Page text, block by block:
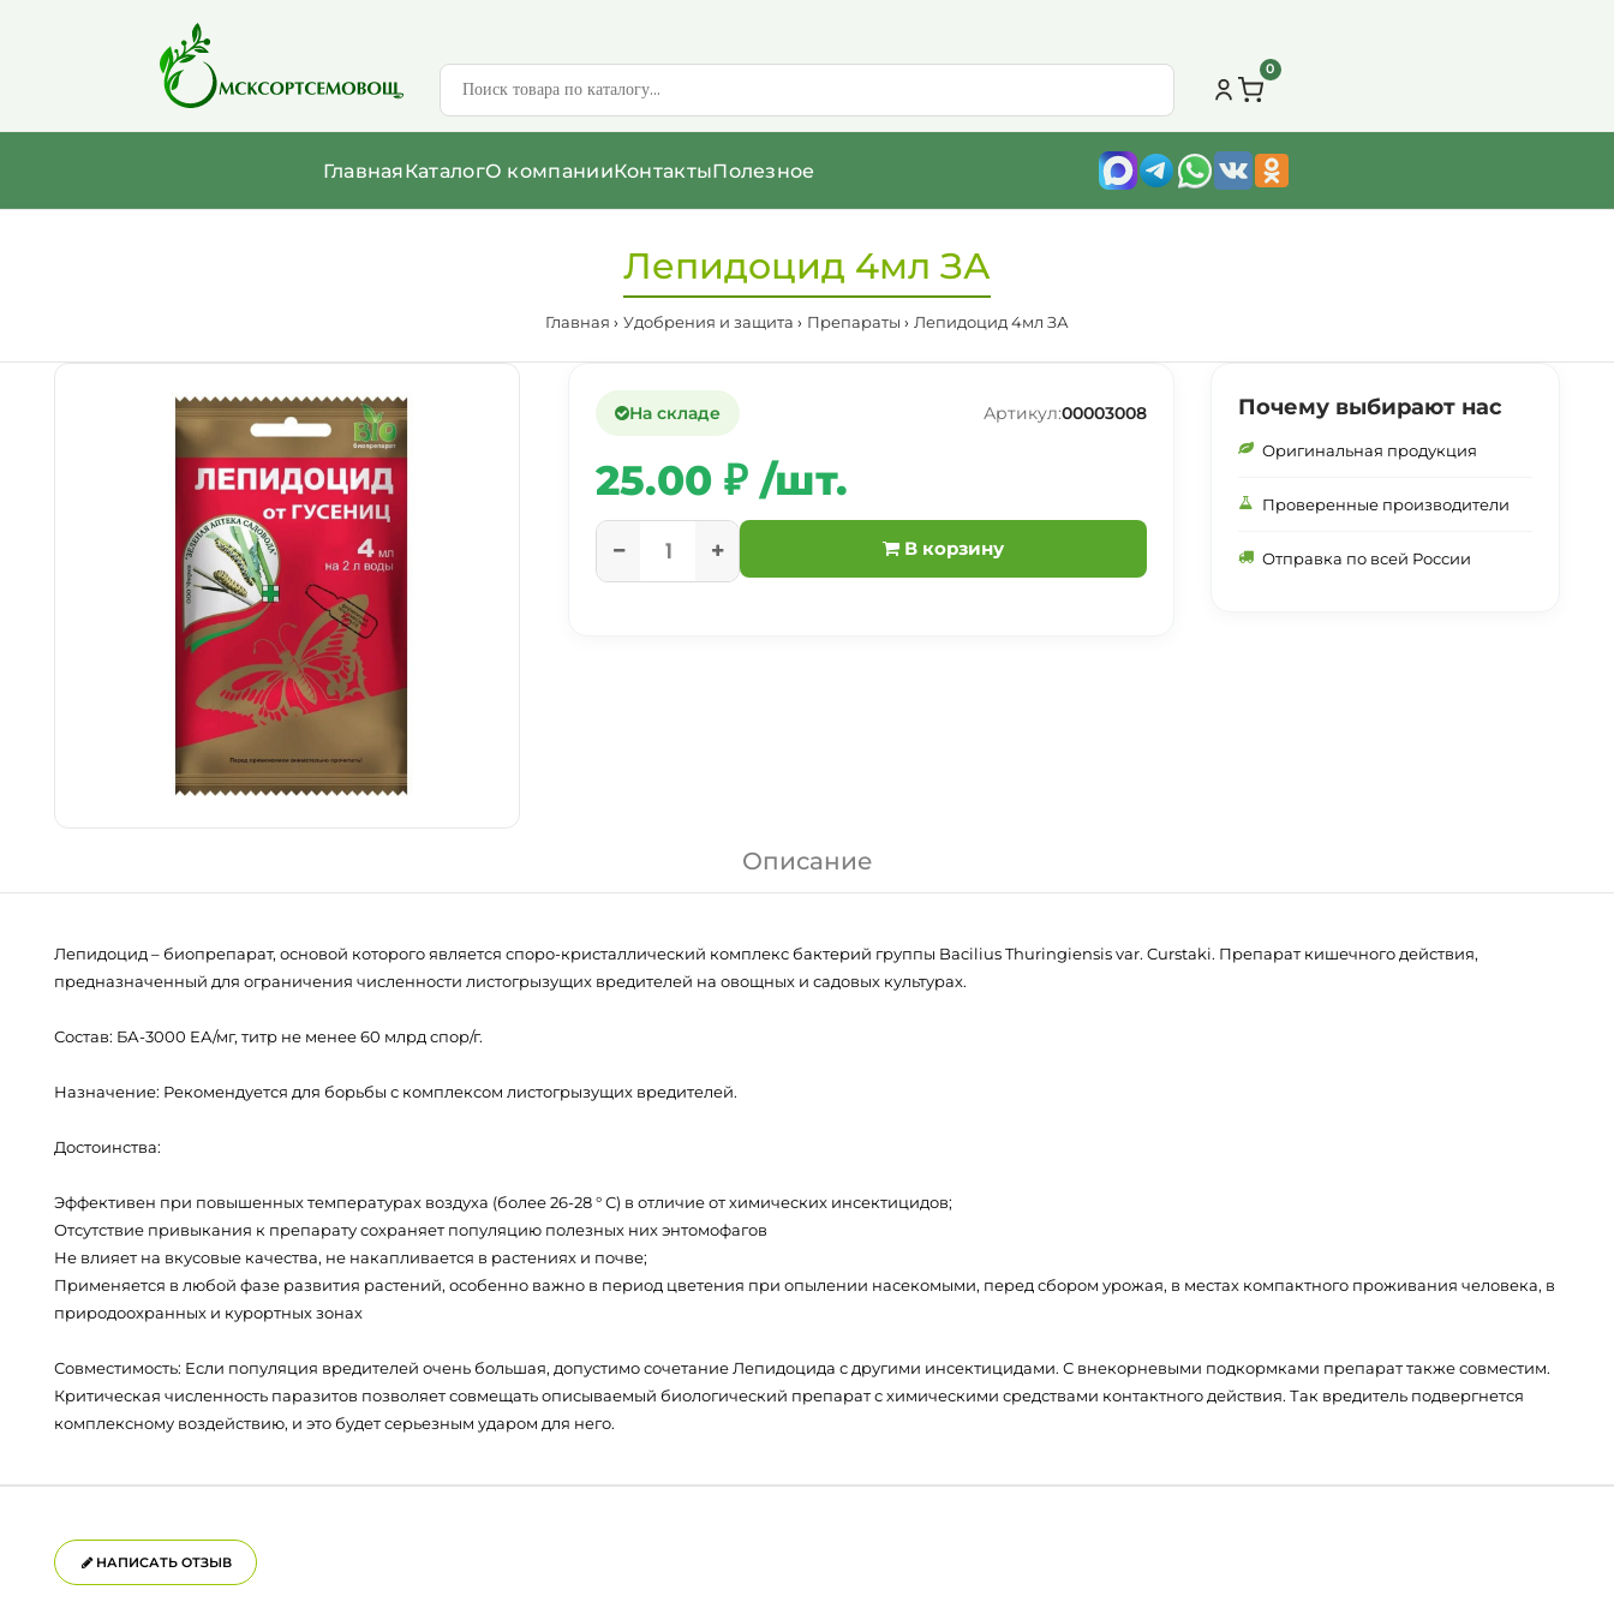
0
ГлавнаяКаталогО компанииКонтактыПолезное
Лепидоцид 4мл ЗА
Главная Удобрения и защита Препараты Лепидоцид 4мл ЗА
На складе Артикул:00003008
25.00 ₽ /шт.
В корзину
Почему выбирают нас
Оригинальная продукция
Проверенные производители
Отправка по всей России
Описание
Лепидоцид – биопрепарат, основой которого является споро-кристаллический комплекс бактерий группы Bacіlіus Thurіngіensіs var. Curstakі. Препарат кишечного действия,
предназначенный для ограничения численности листогрызущих вредителей на овощных и садовых культурах.
Состав: БА-3000 ЕА/мг, титр не менее 60 млрд спор/г.
Назначение: Рекомендуется для борьбы с комплексом листогрызущих вредителей.
Достоинства:
Эффективен при повышенных температурах воздуха (более 26-28 ° С) в отличие от химических инсектицидов;
Отсутствие привыкания к препарату сохраняет популяцию полезных них энтомофагов
Не влияет на вкусовые качества, не накапливается в растениях и почве;
Применяется в любой фазе развития растений, особенно важно в период цветения при опылении насекомыми, перед сбором урожая, в местах компактного проживания человека, в
природоохранных и курортных зонах
Совместимость: Если популяция вредителей очень большая, допустимо сочетание Лепидоцида с другими инсектицидами. С внекорневыми подкормками препарат также совместим.
Критическая численность паразитов позволяет совмещать описываемый биологический препарат с химическими средствами контактного действия. Так вредитель подвергнется
комплексному воздействию, и это будет серьезным ударом для него.
НАПИСАТЬ ОТЗЫВ